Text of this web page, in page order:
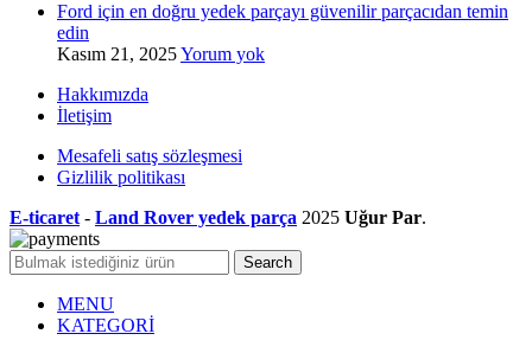
Ford için en doğru yedek parçayı güvenilir parçacıdan temin
edin
Kasım 21, 2025Yorum yok
Hakkımızda
İletişim
Mesafeli satış sözleşmesi
Gizlilik politikası
E-ticaret - Land Rover yedek parça 2025 Uğur Par.
Search
MENU
KATEGORİ